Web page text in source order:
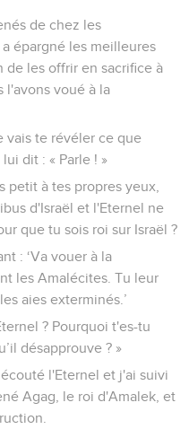
de chez les
épargné les meilleures
les offrir en sacrifice à
l'avons voué à la
vais te révéler ce que
dit : « Parle ! »
petit à tes propres yeux,
d'Israël et l'Eternel ne
que tu sois roi sur Israël ?
: ‘Va vouer à la
les Amalécites. Tu leur
aies exterminés.’
? Pourquoi t'es-tu
désapprouve ? »
l'Eternel et j'ai suivi
Agag, le roi d'Amalek, et